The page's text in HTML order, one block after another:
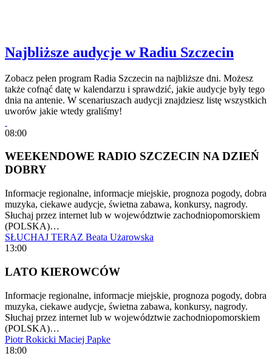
Najbliższe audycje w Radiu Szczecin
Zobacz pełen program Radia Szczecin na najbliższe dni. Możesz
także cofnąć datę w kalendarzu i sprawdzić, jakie audycje były tego
dnia na antenie. W scenariuszach audycji znajdziesz listę wszystkich
uworów jakie wtedy graliśmy!
08:00
WEEKENDOWE RADIO SZCZECIN NA DZIEŃ
DOBRY
Informacje regionalne, informacje miejskie, prognoza pogody, dobra
muzyka, ciekawe audycje, świetna zabawa, konkursy, nagrody.
Słuchaj przez internet lub w województwie zachodniopomorskiem
(POLSKA)…
SŁUCHAJ TERAZ Beata Użarowska
13:00
LATO KIEROWCÓW
Informacje regionalne, informacje miejskie, prognoza pogody, dobra
muzyka, ciekawe audycje, świetna zabawa, konkursy, nagrody.
Słuchaj przez internet lub w województwie zachodniopomorskiem
(POLSKA)…
Piotr Rokicki Maciej Papke
18:00